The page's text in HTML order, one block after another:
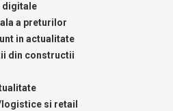
digitale
a preturilor
in actualitate
din constructii
si retail